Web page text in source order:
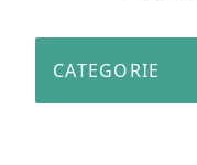
CATEGORIE